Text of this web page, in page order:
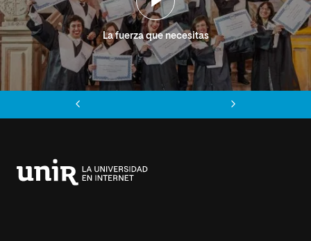
La fuerza que necesitas